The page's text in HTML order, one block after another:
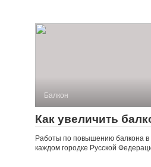
Балкон
Как увеличить
Работы по повышению балкона в
каждом городке Русской